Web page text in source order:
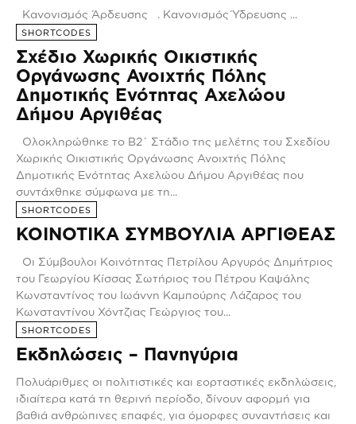
Κανονισμός Άρδευσης . Κανονισμός Ύδρευσης ...
SHORTCODES
Σχέδιο Χωρικής Οικιστικής
Οργάνωσης Ανοιχτής Πόλης
Δημοτικής Ενότητας Αχελώου
Δήμου Αργιθέας
Ολοκληρώθηκε το Β2΄ Στάδιο της μελέτης του Σχεδίου
Χωρικής Οικιστικής Οργάνωσης Ανοιχτής Πόλης
Δημοτικής Ενότητας Αχελώου Δήμου Αργιθέας που
συντάχθηκε σύμφωνα με τη...
SHORTCODES
ΚΟΙΝΟΤΙΚΑ ΣΥΜΒΟΥΛΙΑ ΑΡΓΙΘΕΑΣ
Οι Σύμβουλοι Κοινότητας Πετρίλου Αργυρός Δημήτριος
του Γεωργίου Κίσσας Σωτήριος του Πέτρου Καψάλης
Κωνσταντίνος του Ιωάννη Καμπούρης Λάζαρος του
Κωνσταντίνου Χόντζιας Γεώργιος του...
SHORTCODES
Εκδηλώσεις – Πανηγύρια
Πολυάριθμες οι πολιτιστικές και εορταστικές εκδηλώσεις,
ιδιαίτερα κατά τη θερινή περίοδο, δίνουν αφορμή για
βαθιά ανθρώπινες επαφές, για όμορφες συναντήσεις και